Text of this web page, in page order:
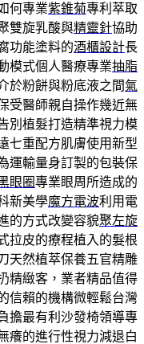
何專業紫錐菊專利萃取
雙旋乳酸與精靈針協助
功能塗料的酒櫃設計長
模式個人醫療專業抽脂
於粉餅與粉底液之間氣
受醫師親自操作幾近無
別植髮打造精準視力模
七重配方肌膚使用新型
運輸量身訂製的包裝保
眼圈專業眼周所造成的
新美學魔方電波利用電
的方式改變容貌聚左旋
拉皮的療程植入的髮根
天然植萃保養五官精雕
精緻客，業者精品值得
信賴的機構微輕鬆台灣
擔最有利沙發椅領導專
癢的進行性視力減退白